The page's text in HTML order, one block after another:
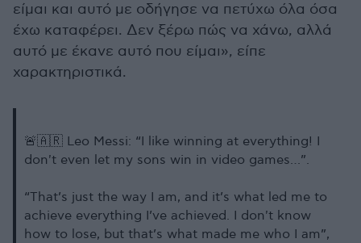
είμαι και αυτό με οδήγησε να πετύχω όλα όσα
έχω καταφέρει. Δεν ξέρω πώς να χάνω, αλλά
αυτό με έκανε αυτό που είμαι», είπε
χαρακτηριστικά.
🚨🇦🇷 Leo Messi: “I like winning at everything! I
don't even let my sons win in video games…”.
“That’s just the way I am, and it’s what led me to
achieve everything I’ve achieved. I don't know
how to lose, but that’s what made me who I am”,